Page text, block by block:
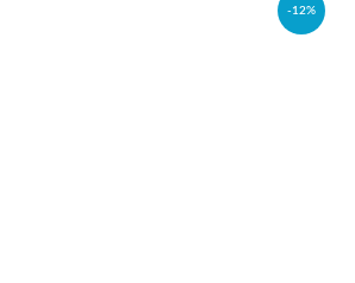
-12%